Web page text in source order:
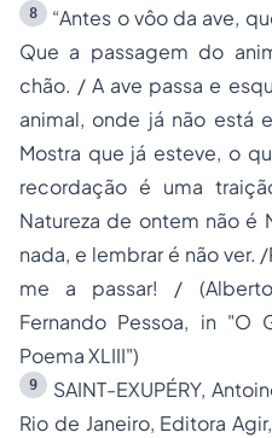
8
“Antes o vôo da ave,
Que a passagem do
chão. / A ave passa e
animal, onde já não está
Mostra que já esteve, o
recordação é uma
Natureza de ontem não é
nada, e lembrar é não ver.
me a passar! /
Fernando Pessoa, in "O
Poema XLIII")
9
SAINT-EXUPÉRY,
Rio de Janeiro, Editora